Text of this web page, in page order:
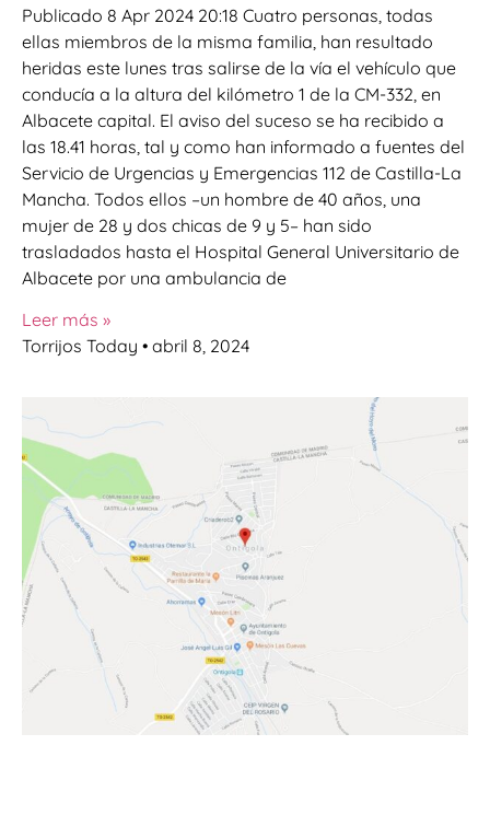
Publicado 8 Apr 2024 20:18 Cuatro personas, todas
ellas miembros de la misma familia, han resultado
heridas este lunes tras salirse de la vía el vehículo que
conducía a la altura del kilómetro 1 de la CM-332, en
Albacete capital. El aviso del suceso se ha recibido a
las 18.41 horas, tal y como han informado a fuentes del
Servicio de Urgencias y Emergencias 112 de Castilla-La
Mancha. Todos ellos –un hombre de 40 años, una
mujer de 28 y dos chicas de 9 y 5– han sido
trasladados hasta el Hospital General Universitario de
Albacete por una ambulancia de
Leer más »
Torrijos Today
abril 8, 2024